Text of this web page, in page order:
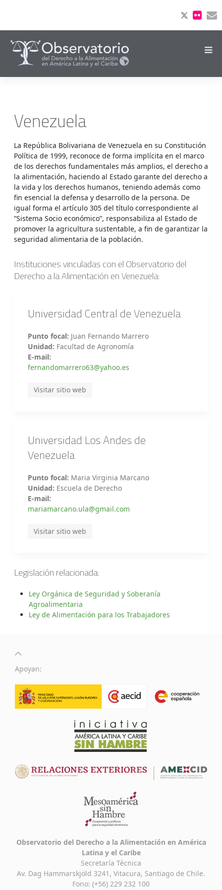
Venezuela
La República Bolivariana de Venezuela en su Constitución
Política de 1999, reconoce de forma implícita en el marco
de los derechos fundamentales más amplios, el derecho a
la alimentación, haciendo al Estado garante del derecho a
la vida y los derechos humanos, teniendo además como
fin esencial la defensa y desarrollo de la persona. De
igual forma el artículo 305 del título correspondiente al
“Sistema Socio económico”, responsabiliza al Estado de
promover la agricultura sustentable, a fin de garantizar la
seguridad alimentaria de la población.
Instituciones vinculadas con el Observatorio del
Derecho a la Alimentación en Venezuela:
Universidad Central de Venezuela
Punto focal: Juan Fernando Marrero
Unidad: Facultad de Agronomía
E-mail:
fernandomarrero63@yahoo.es
Visitar sitio web
Universidad Los Andes de
Venezuela
Punto focal: Maria Virginia Marcano
Unidad: Escuela de Derecho
E-mail:
mariamarcano.ula@gmail.com
Visitar sitio web
Legislación relacionada:
Ley Orgánica de Seguridad y Soberanía
Agroalimentaria
Ley de Alimentación para los Trabajadores
Apoyan:
Observatorio del Derecho a la Alimentación en América
Latina y el Caribe
Secretaría Técnica
Av. Dag Hammarskjöld 3241, Vitacura, Santiago de Chile.
Fono: (+56) 229 232 100